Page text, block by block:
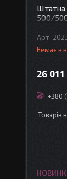
Штатна
500/
Немає в
26
+380